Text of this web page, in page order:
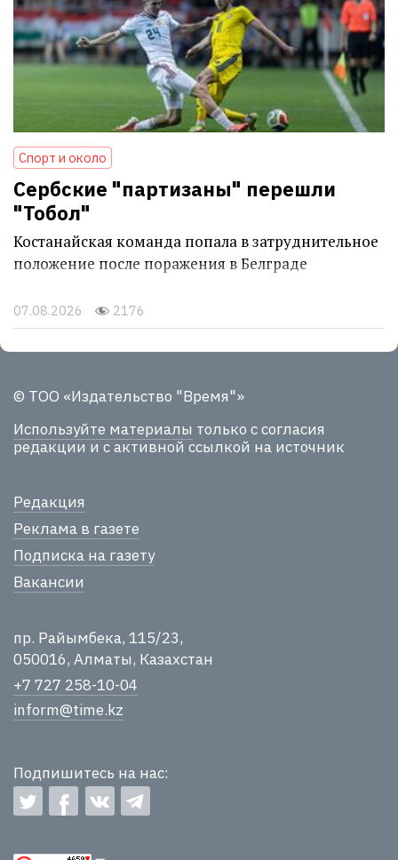
Спорт и около
Сербские "партизаны" перешли
"Тобол"
Костанайская команда попала в затруднительное
положение после поражения в Белграде
07.08.2026 2176
© ТОО «Издательство "Время"»
Используйте материалы только с согласия
редакции и с активной ссылкой на источник
Редакция
Реклама в газете
Подписка на газету
Вакансии
пр. Райымбека, 115/23,
050016, Алматы, Казахстан
+7 727 258-10-04
inform@time.kz
Подпишитесь на нас: